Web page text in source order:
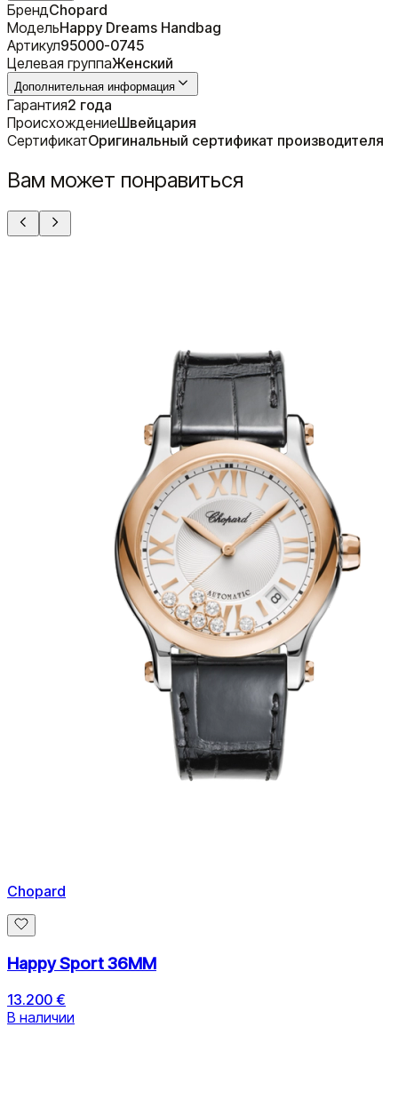
БрендChopard
МодельHappy Dreams Handbag
Артикул95000-0745
Целевая группаЖенский
Дополнительная информация
Гарантия2 года
ПроисхождениеШвейцария
СертификатОригинальный сертификат производителя
Вам может понравиться
Chopard
Happy Sport 36MM
13.200 €
В наличии